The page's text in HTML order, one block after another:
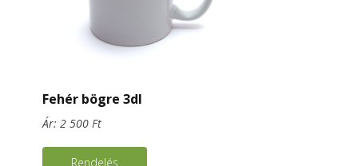
Fehér bögre 3dl
Ár: 2 500 Ft
Rendelés